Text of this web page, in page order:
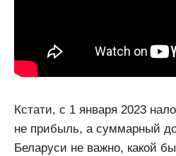
Кстати, с 1 января 2023
не прибыль, а суммарный
Беларуси не важно, какой